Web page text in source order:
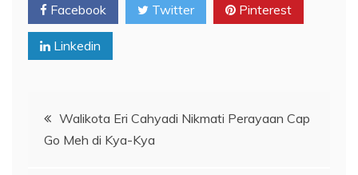
Facebook Twitter Pinterest
Linkedin
Navigasi
pos
Walikota Eri Cahyadi Nikmati Perayaan Cap
Go Meh di Kya-Kya